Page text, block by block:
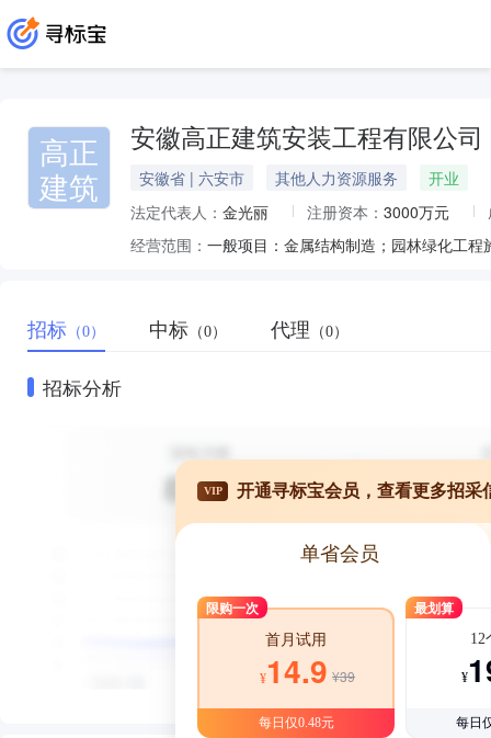
高正
建筑
安徽高正建筑安装工程有限公司
安徽省 | 六安市 其他人力资源服务
开业
法定代表人： 金光丽 注册资本： 3000万元
经营范围：
招标 （0） 中标 （0） 代理 （0）
招标分析
VIP 开通寻标宝会员，查看更多招采
单省会员
限购一次
首月试用
¥14.9 ¥39
每日仅0.48元
最划算
12
¥
每日